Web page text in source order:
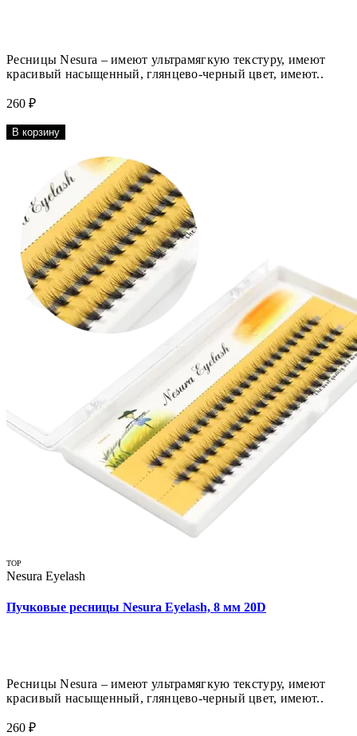
Ресницы Nesura – имеют ультрамягкую текстуру, имеют
красивый насыщенный, глянцево-черный цвет, имеют..
260 ₽
В корзину
TOP
Nesura Eyelash
Пучковые ресницы Nesura Eyelash, 8 мм 20D
Ресницы Nesura – имеют ультрамягкую текстуру, имеют
красивый насыщенный, глянцево-черный цвет, имеют..
260 ₽